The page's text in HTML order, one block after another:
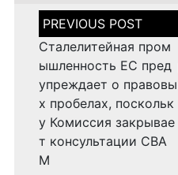
Н
а
в
и
а
ц
и
я
п
о
Сталелитейная пром
ышленность ЕС пред
упреждает о правовы
х пробелах, поскольк
у Комиссия закрывае
т консультации CBA
M